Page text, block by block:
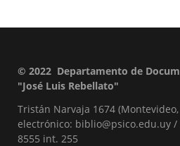
Pie
de
página
© 2022 Departamento de
"José Luis Rebellato"
Tristán Narvaja 1674
electrónico: biblio@psico.edu.uy /
8555 int. 255